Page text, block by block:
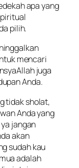
apa yang
pilih.
mencari
juga
Anda.
tidak sholat,
Anda yang
jangan
akan
sudah kau
adalah